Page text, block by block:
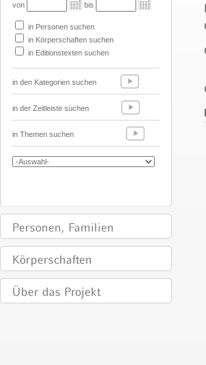
von bis
in Personen suchen
in Körperschaften suchen
in Editionstexten suchen
in den Kategorien suchen
in der Zeitleiste suchen
in Themen suchen